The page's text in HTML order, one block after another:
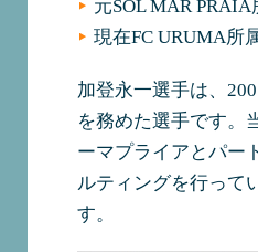
元SOL MAR PRAIA
現在FC URUMA所
加登永一選手は、
を務めた選手です。
ーマプライアとパー
ルティングを行って
す。